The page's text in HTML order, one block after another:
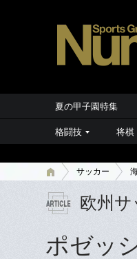
夏の甲子園特集
格闘技 将棋
サッカー
欧州
ポゼッ